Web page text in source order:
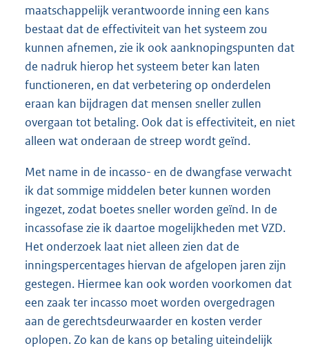
maatschappelijk verantwoorde inning een kans
bestaat dat de effectiviteit van het systeem zou
kunnen afnemen, zie ik ook aanknopingspunten dat
de nadruk hierop het systeem beter kan laten
functioneren, en dat verbetering op onderdelen
eraan kan bijdragen dat mensen sneller zullen
overgaan tot betaling. Ook dat is effectiviteit, en niet
alleen wat onderaan de streep wordt geïnd.
Met name in de incasso- en de dwangfase verwacht
ik dat sommige middelen beter kunnen worden
ingezet, zodat boetes sneller worden geïnd. In de
incassofase zie ik daartoe mogelijkheden met VZD.
Het onderzoek laat niet alleen zien dat de
inningspercentages hiervan de afgelopen jaren zijn
gestegen. Hiermee kan ook worden voorkomen dat
een zaak ter incasso moet worden overgedragen
aan de gerechtsdeurwaarder en kosten verder
oplopen. Zo kan de kans op betaling uiteindelijk